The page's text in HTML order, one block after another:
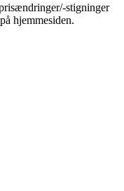
stigninger
hjemmesiden.